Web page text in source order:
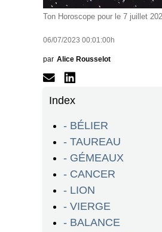
Ton Horoscope pour le 7 juillet
06/07/2023 00:01:00h
par Alice Rousselot
Index
- BÉLIER
- TAUREAU
- GÉMEAUX
- CANCER
- LION
- VIERGE
- BALANCE